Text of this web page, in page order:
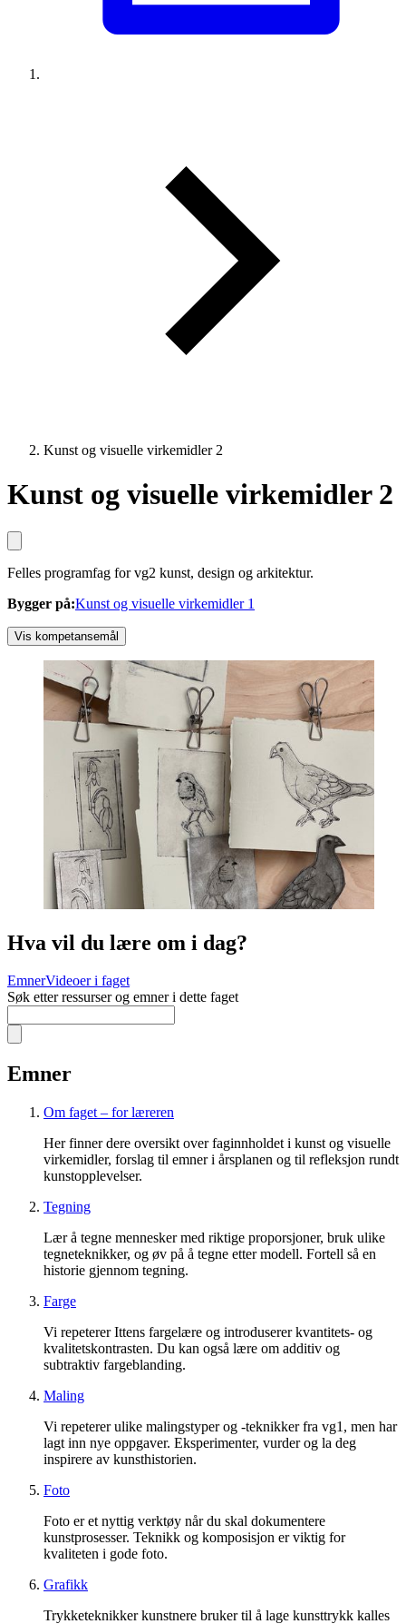
Kunst og visuelle virkemidler 2
Kunst og visuelle virkemidler 2
Felles programfag for vg2 kunst, design og arkitektur.
Bygger på:Kunst og visuelle virkemidler 1
Vis kompetansemål
Hva vil du lære om i dag?
EmnerVideoer i faget
Søk etter ressurser og emner i dette faget
Emner
Om faget – for læreren
Her finner dere oversikt over faginnholdet i kunst og visuelle
virkemidler, forslag til emner i årsplanen og til refleksjon rundt
kunstopplevelser.
Tegning
Lær å tegne mennesker med riktige proporsjoner, bruk ulike
tegneteknikker, og øv på å tegne etter modell. Fortell så en
historie gjennom tegning.
Farge
Vi repeterer Ittens fargelære og introduserer kvantitets- og
kvalitetskontrasten. Du kan også lære om additiv og
subtraktiv fargeblanding.
Maling
Vi repeterer ulike malingstyper og -teknikker fra vg1, men har
lagt inn nye oppgaver. Eksperimenter, vurder og la deg
inspirere av kunsthistorien.
Foto
Foto er et nyttig verktøy når du skal dokumentere
kunstprosesser. Teknikk og komposisjon er viktig for
kvaliteten i gode foto.
Grafikk
Trykketeknikker kunstnere bruker til å lage kunsttrykk kalles